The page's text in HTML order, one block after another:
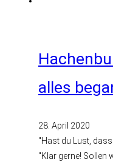
alles
28. April 2020
"Hast du Lust,
"Klar gerne! Sollen